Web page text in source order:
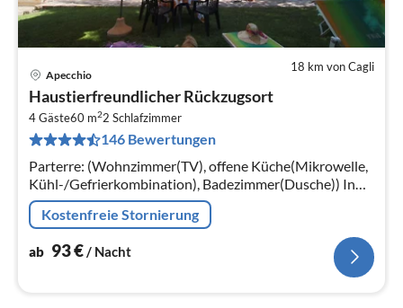
18 km von Cagli
Apecchio
Haustierfreundlicher Rückzugsort
4 Gäste60 m22 Schlafzimmer
146 Bewertungen
Parterre: (Wohnzimmer(TV), offene Küche(Mikrowelle,
Kühl-/Gefrierkombination), Badezimmer(Dusche)) In
der 1. Etage: (Fernsehzimmer(TV, Kaminofen),
Schlafzimmer(Doppelbett)
Kostenfreie Stornierung
ab 93€/ Nacht